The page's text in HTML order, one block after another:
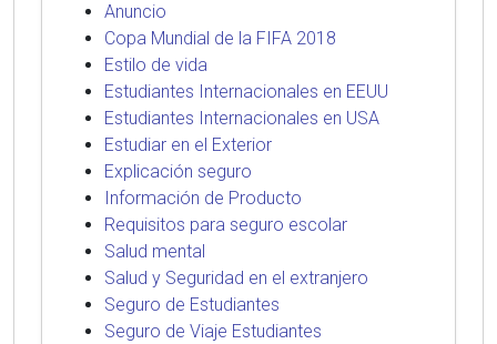
Anuncio
Copa Mundial de la FIFA 2018
Estilo de vida
Estudiantes Internacionales en EEUU
Estudiantes Internacionales en USA
Estudiar en el Exterior
Explicación seguro
Información de Producto
Requisitos para seguro escolar
Salud mental
Salud y Seguridad en el extranjero
Seguro de Estudiantes
Seguro de Viaje Estudiantes